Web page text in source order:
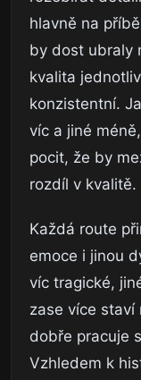
hlavně na
by dost ubraly
kvalita
konzistentní.
víc a jiné
pocit, že by
rozdíl v
Každá route
emoce i jinou
víc tragické,
zase více staví
dobře pracuje
Vzhledem k